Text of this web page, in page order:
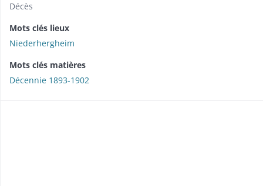
Décès
Mots clés lieux
Niederhergheim
Mots clés matières
Décennie 1893-1902